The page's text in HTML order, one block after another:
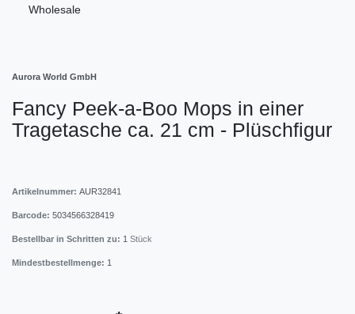
Wholesale
Aurora World GmbH
Fancy Peek-a-Boo Mops in einer
Tragetasche ca. 21 cm - Plüschfigur
Artikelnummer: AUR32841
Barcode: 5034566328419
Bestellbar in Schritten zu: 1 Stück
Mindestbestellmenge: 1